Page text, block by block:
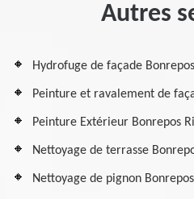
Autres
Hydrofuge de façade
Peinture et ravalement de
Peinture Extérieur Bonrepos
Nettoyage de terrasse
Nettoyage de pignon